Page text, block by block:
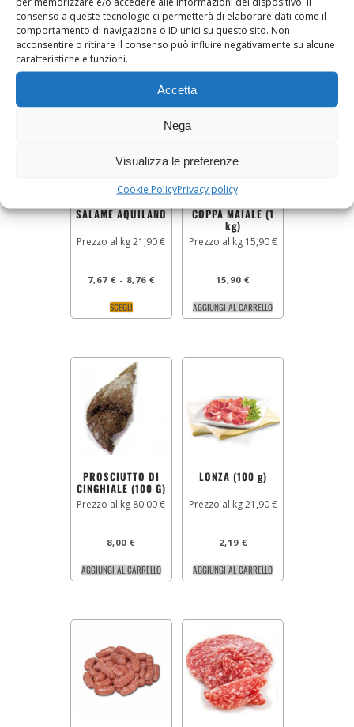
consenso a queste tecnologie ci permetterà di elaborare dati come il
comportamento di navigazione o ID unici su questo sito. Non
acconsentire o ritirare il consenso può influire negativamente su alcune
caratteristiche e funzioni.
Accetta
Nega
Visualizza le preferenze
Cookie PolicyPrivacy policy
7,50€
AGGIUNGI AL CARRELLO
2,00€
AGGIUNGI AL CARRELLO
SALAME AQUILANO
Prezzo al kg 21,90 €
7,67 € - 8,76 €
SCEGLI
COPPA MAIALE (1
kg)
Prezzo al kg 15,90 €
15,90€
AGGIUNGI AL CARRELLO
PROSCIUTTO DI
CINGHIALE (100 G)
Prezzo al kg 80.00 €
8,00€
AGGIUNGI AL CARRELLO
LONZA (100 g)
Prezzo al kg 21,90 €
2,19 €
AGGIUNGI AL CARRELLO